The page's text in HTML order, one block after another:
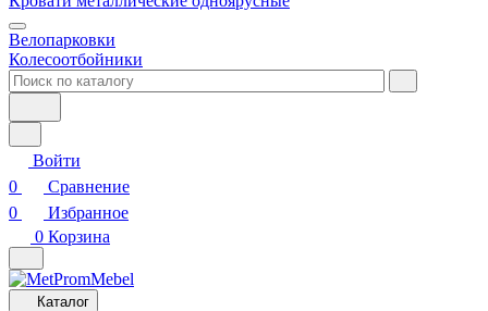
Велопарковки
Колесоотбойники
Войти
0
Сравнение
0
Избранное
0 Корзина
Каталог